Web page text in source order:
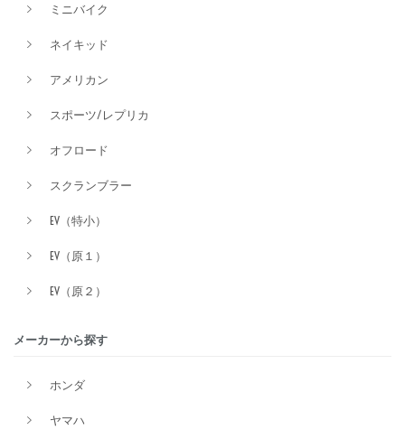
ミニバイク
ネイキッド
アメリカン
スポーツ/レプリカ
オフロード
スクランブラー
EV（特小）
EV（原１）
EV（原２）
メーカーから探す
ホンダ
ヤマハ
価格